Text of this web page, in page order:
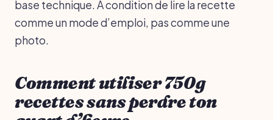
base technique. À condition de lire la recette
comme un mode d’emploi, pas comme une
photo.
Comment utiliser 750g
recettes sans perdre ton